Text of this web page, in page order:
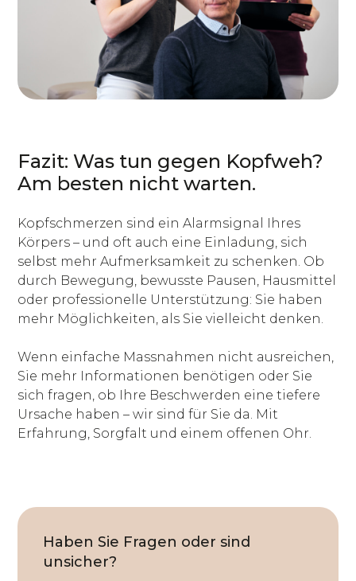
Fazit: Was tun gegen Kopfweh?
Am besten nicht warten.
Kopfschmerzen sind ein Alarmsignal Ihres
Körpers – und oft auch eine Einladung, sich
selbst mehr Aufmerksamkeit zu schenken. Ob
durch Bewegung, bewusste Pausen, Hausmittel
oder professionelle Unterstützung: Sie haben
mehr Möglichkeiten, als Sie vielleicht denken.
Wenn einfache Massnahmen nicht ausreichen,
Sie mehr Informationen benötigen oder Sie
sich fragen, ob Ihre Beschwerden eine tiefere
Ursache haben – wir sind für Sie da. Mit
Erfahrung, Sorgfalt und einem offenen Ohr.
Haben Sie Fragen oder sind
unsicher?